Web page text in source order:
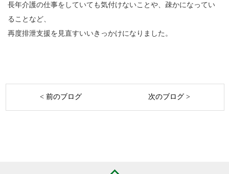
長年介護の仕事をしていても気付けないことや、疎かになってい
ることなど、
再度排泄支援を見直すいいきっかけになりました。
< 前のブログ 次のブログ >